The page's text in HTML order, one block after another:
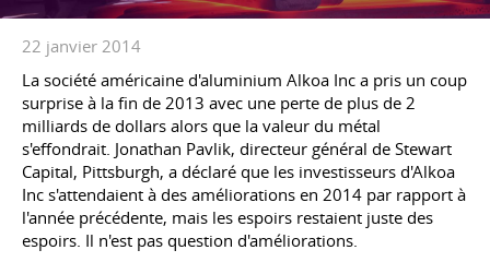
22 janvier 2014
La société américaine d'aluminium Alkoa Inc a pris un coup
surprise à la fin de 2013 avec une perte de plus de 2
milliards de dollars alors que la valeur du métal
s'effondrait. Jonathan Pavlik, directeur général de Stewart
Capital, Pittsburgh, a déclaré que les investisseurs d'Alkoa
Inc s'attendaient à des améliorations en 2014 par rapport à
l'année précédente, mais les espoirs restaient juste des
espoirs. Il n'est pas question d'améliorations.